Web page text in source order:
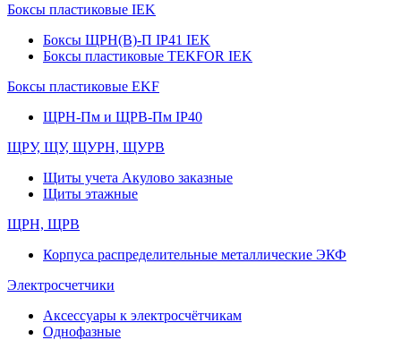
Боксы пластиковые IEK
Боксы ЩРН(В)-П IP41 IEK
Боксы пластиковые TEKFOR IEK
Боксы пластиковые EKF
ЩРН-Пм и ЩРВ-Пм IP40
ЩРУ, ЩУ, ЩУРН, ЩУРВ
Щиты учета Акулово заказные
Щиты этажные
ЩРН, ЩРВ
Корпуса распределительные металлические ЭКФ
Электросчетчики
Аксессуары к электросчётчикам
Однофазные